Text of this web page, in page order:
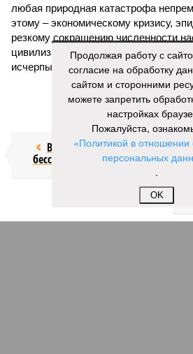
любая природная катастрофа
этому – экономическому кризису,
резкому сокращению численности
цивилизации шумеров, майя, кхмеров
исчерпывающий. Какая
Газета
Возраст
бессмертия
Продолжая работу с
согласие на обработку
сайтом и сторонними
можете запретить
настройках
Пожалуйста,
«Политикой в отношении
персональных
.
OK